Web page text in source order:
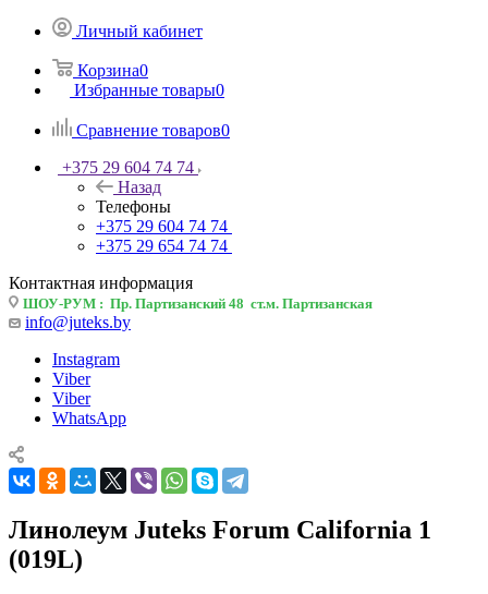
Личный кабинет
Корзина0
Избранные товары0
Сравнение товаров0
+375 29 604 74 74
Назад
Телефоны
+375 29 604 74 74
+375 29 654 74 74
Контактная информация
ШОУ-РУМ : Пр. Партизанский 48 ст.м. Партизанская
info@juteks.by
Instagram
Viber
Viber
WhatsApp
Линолеум Juteks Forum California 1
(019L)